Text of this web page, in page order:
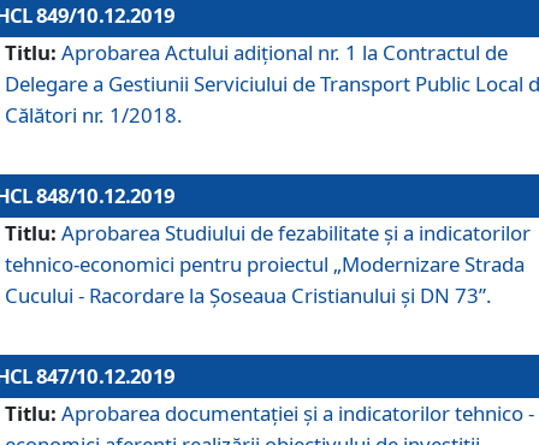
849/10.12.2019
Titlu: Aprobarea Actului adiţional nr. 1 la Contractul de
Delegare a Gestiunii Serviciului de Transport Public Local
Călători nr. 1/2018.
848/10.12.2019
Titlu: Aprobarea Studiului de fezabilitate şi a indicatorilor
tehnico-economici pentru proiectul „Modernizare Strada
Cucului - Racordare la Șoseaua Cristianului și DN 73”.
847/10.12.2019
Titlu: Aprobarea documentației și a indicatorilor tehnico -